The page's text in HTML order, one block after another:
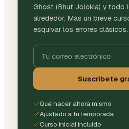
Ghost (Bhut Jolokia) y todo
alrededor. Más un breve
esquivar los errores clásicos.
Suscríbete
Qué hacer ahora mismo
Ajustado a tu temporada
Curso inicial incluido